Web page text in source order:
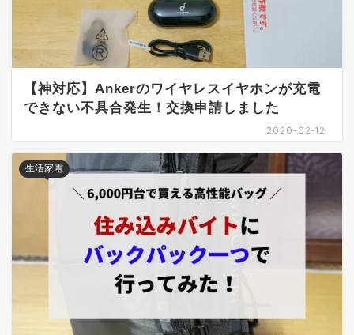
【神対応】Ankerのワイヤレスイヤホンが充電
できない不具合発生！交換申請しました
2020-02-12
生活家電